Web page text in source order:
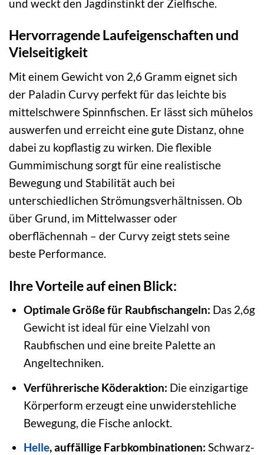
und weckt den Jagdinstinkt der Zielfische.
Hervorragende Laufeigenschaften und
Vielseitigkeit
Mit einem Gewicht von 2,6 Gramm eignet sich
der Paladin Curvy perfekt für das leichte bis
mittelschwere Spinnfischen. Er lässt sich mühelos
auswerfen und erreicht eine gute Distanz, ohne
dabei zu kopflastig zu wirken. Die flexible
Gummimischung sorgt für eine realistische
Bewegung und Stabilität auch bei
unterschiedlichen Strömungsverhältnissen. Ob
über Grund, im Mittelwasser oder
oberflächennah – der Curvy zeigt stets seine
beste Performance.
Ihre Vorteile auf einen Blick:
Optimale Größe für Raubfischangeln: Das 2,6g
Gewicht ist ideal für eine Vielzahl von
Raubfischen und eine breite Palette an
Angeltechniken.
Verführerische Köderaktion: Die einzigartige
Körperform erzeugt eine unwiderstehliche
Bewegung, die Fische anlockt.
Helle, auffällige Farbkombinationen: Schwarz-